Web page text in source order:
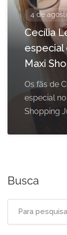
4 de
Cecília
especial
Maxi
Os fãs de
especial
Shopping
Busca